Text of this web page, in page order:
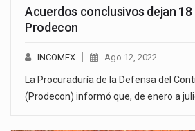
Acuerdos conclusivos dejan 18
Prodecon
INCOMEX Ago 12, 2022
La Procuraduría de la Defensa del
(Prodecon) informó que, de enero a